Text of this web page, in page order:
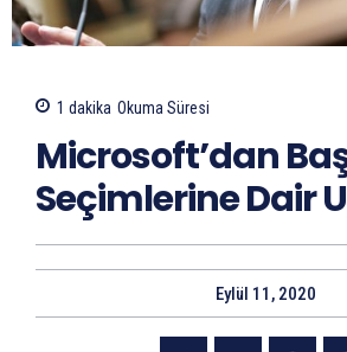
1 dakika Okuma Süresi
Microsoft’dan
Seçimlerine Dair
Eylül 11, 2020